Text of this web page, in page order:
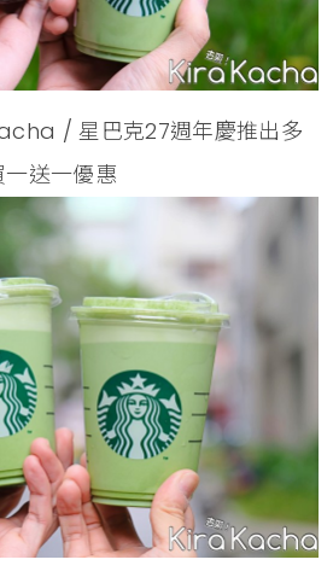
/ 星巴克27週年慶推出多
送一優惠